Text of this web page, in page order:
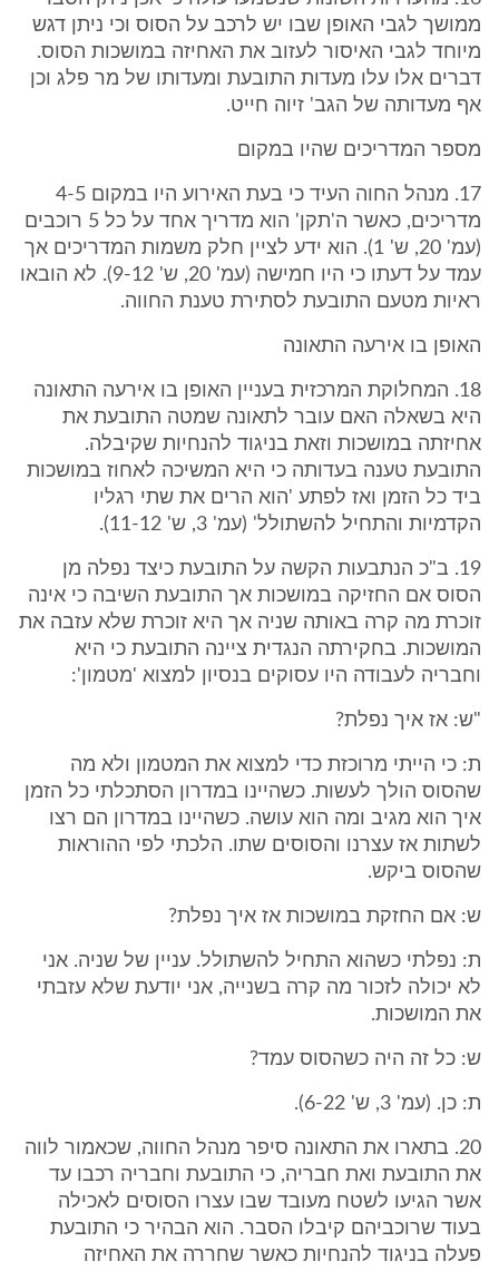
ממושך לגבי האופן שבו יש לרכב על הסוס וכי ניתן דגש
מיוחד לגבי האיסור לעזוב את האחיזה במושכות הסוס.
דברים אלו עלו מעדות התובעת ומעדותו של מר פלג וכן
אף מעדותה של הגב' זיוה חייט.
מספר המדריכים שהיו במקום
17. מנהל החוה העיד כי בעת האירוע היו במקום 4-5
מדריכים, כאשר ה'תקן' הוא מדריך אחד על כל 5 רוכבים
(עמ' 20, ש' 1). הוא ידע לציין חלק משמות המדריכים אך
עמד על דעתו כי היו חמישה (עמ' 20, ש' 9-12). לא הובאו
ראיות מטעם התובעת לסתירת טענת החווה.
האופן בו אירעה התאונה
18. המחלוקת המרכזית בעניין האופן בו אירעה התאונה
היא בשאלה האם עובר לתאונה שמטה התובעת את
אחיזתה במושכות וזאת בניגוד להנחיות שקיבלה.
התובעת טענה בעדותה כי היא המשיכה לאחוז במושכות
ביד כל הזמן ואז לפתע 'הוא הרים את שתי רגליו
הקדמיות והתחיל להשתולל' (עמ' 3, ש' 11-12).
19. ב"כ הנתבעות הקשה על התובעת כיצד נפלה מן
הסוס אם החזיקה במושכות אך התובעת השיבה כי אינה
זוכרת מה קרה באותה שניה אך היא זוכרת שלא עזבה את
המושכות. בחקירתה הנגדית ציינה התובעת כי היא
וחבריה לעבודה היו עסוקים בנסיון למצוא 'מטמון':
"ש: אז איך נפלת?
ת: כי הייתי מרוכזת כדי למצוא את המטמון ולא מה
שהסוס הולך לעשות. כשהיינו במדרון הסתכלתי כל הזמן
איך הוא מגיב ומה הוא עושה. כשהיינו במדרון הם רצו
לשתות אז עצרנו והסוסים שתו. הלכתי לפי ההוראות
שהסוס ביקש.
ש: אם החזקת במושכות אז איך נפלת?
ת: נפלתי כשהוא התחיל להשתולל. עניין של שניה. אני
לא יכולה לזכור מה קרה בשנייה, אני יודעת שלא עזבתי
את המושכות.
ש: כל זה היה כשהסוס עמד?
ת: כן. (עמ' 3, ש' 6-22).
20. בתארו את התאונה סיפר מנהל החווה, שכאמור לווה
את התובעת ואת חבריה, כי התובעת וחבריה רכבו עד
אשר הגיעו לשטח מעובד שבו עצרו הסוסים לאכילה
בעוד שרוכביהם קיבלו הסבר. הוא הבהיר כי התובעת
פעלה בניגוד להנחיות כאשר שחררה את האחיזה